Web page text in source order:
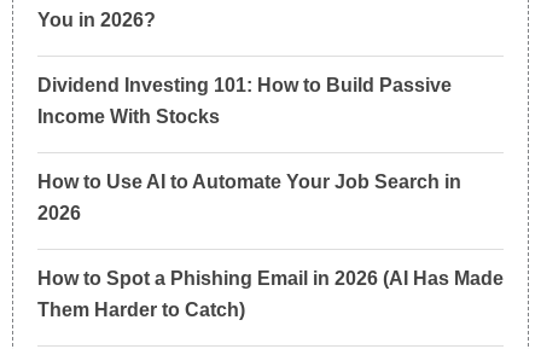
You in 2026?
Dividend Investing 101: How to Build Passive
Income With Stocks
How to Use AI to Automate Your Job Search in
2026
How to Spot a Phishing Email in 2026 (AI Has Made
Them Harder to Catch)